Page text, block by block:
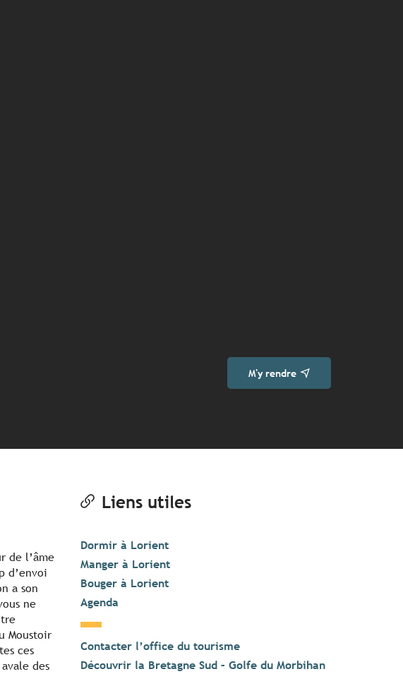
M'y rendre
de l’âme
d’envoi
a son
ne
Moustoir
ces
des
Liens utiles
Dormir à Lorient
Manger à Lorient
Bouger à Lorient
Agenda
Contacter l’office du tourisme
Découvrir la Bretagne Sud – Golfe du Morbihan